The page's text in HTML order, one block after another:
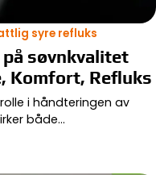
syre refluks
søvnkvalitet
Komfort, Refluks
i håndteringen av
både…